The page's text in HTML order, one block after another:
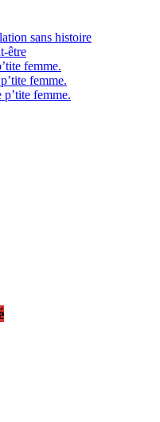
sans histoire
être
femme.
femme.
p’tite femme.